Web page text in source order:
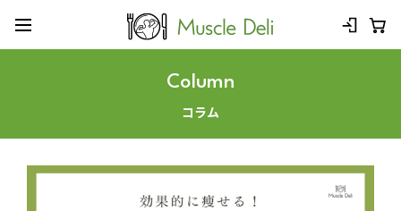
Column
コラム